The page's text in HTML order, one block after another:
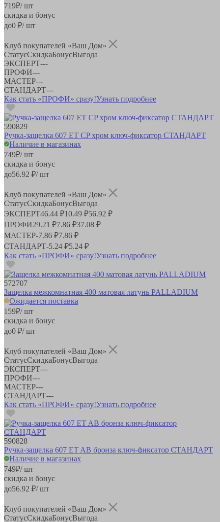
719₽/ шт
скидка и бонус
до0 ₽/ шт
Клуб покупателей «Ваш Дом»
СтатусСкидкаБонусВыгода
ЭКСПЕРТ---
ПРОФИ---
МАСТЕР---
СТАНДАРТ---
Как стать «ПРОФИ» сразу!Узнать подробнее
590829
Ручка-защелка 607 ET CP хром ключ-фиксатор СТАНДАРТ
Наличие в магазинах
749₽/ шт
скидка и бонус
до56.92 ₽/ шт
Клуб покупателей «Ваш Дом»
СтатусСкидкаБонусВыгода
ЭКСПЕРТ46.44 ₽10.49 ₽56.92 ₽
ПРОФИ29.21 ₽7.86 ₽37.08 ₽
МАСТЕР-7.86 ₽7.86 ₽
СТАНДАРТ-5.24 ₽5.24 ₽
Как стать «ПРОФИ» сразу!Узнать подробнее
572707
Защелка межкомнатная 400 матовая латунь PALLADIUM
Ожидается поставка
159₽/ шт
скидка и бонус
до0 ₽/ шт
Клуб покупателей «Ваш Дом»
СтатусСкидкаБонусВыгода
ЭКСПЕРТ---
ПРОФИ---
МАСТЕР---
СТАНДАРТ---
Как стать «ПРОФИ» сразу!Узнать подробнее
590828
Ручка-защелка 607 ET AB бронза ключ-фиксатор СТАНДАРТ
Наличие в магазинах
749₽/ шт
скидка и бонус
до56.92 ₽/ шт
Клуб покупателей «Ваш Дом»
СтатусСкидкаБонусВыгода